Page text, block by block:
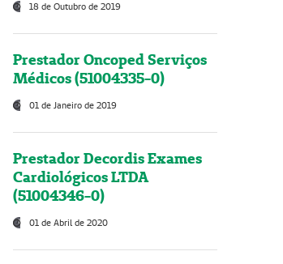
18 de Outubro de 2019
Prestador Oncoped Serviços
Médicos (51004335-0)
01 de Janeiro de 2019
Prestador Decordis Exames
Cardiológicos LTDA
(51004346-0)
01 de Abril de 2020